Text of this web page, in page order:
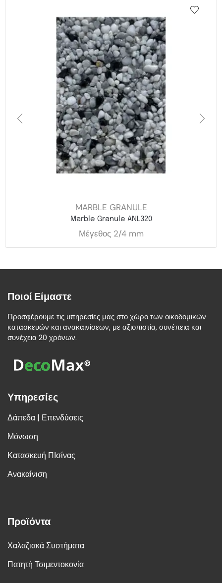
MARBLE GRANULE
Marble Granule ANL320
Μέγεθος 2/4 mm
Ποιοί Είμαστε
Προσφέρουμε τις υπηρεσίες μας στο χώρο των οικοδομικών
κατασκευών και ανακαινίσεων, με αξιοπιστία, συνέπεια και
συνέχεια 20 χρόνων.
Υπηρεσίες
Δάπεδα | Επενδύσεις
Μόνωση
Κατασκευή ΠΙσίνας
Ανακαίνιση
Προϊόντα
Χαλαζιακά Συστήματα
Πατητή Τσιμεντοκονία